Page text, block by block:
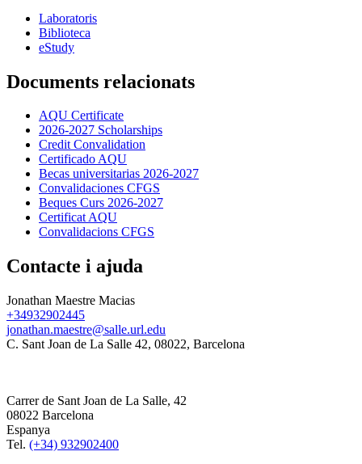
Laboratoris
Biblioteca
eStudy
Documents relacionats
AQU Certificate
2026-2027 Scholarships
Credit Convalidation
Certificado AQU
Becas universitarias 2026-2027
Convalidaciones CFGS
Beques Curs 2026-2027
Certificat AQU
Convalidacions CFGS
Contacte i ajuda
Jonathan Maestre Macias
+34932902445
jonathan.maestre@salle.url.edu
C. Sant Joan de La Salle 42, 08022, Barcelona
Carrer de Sant Joan de La Salle, 42
08022 Barcelona
Espanya
Tel. (+34) 932902400